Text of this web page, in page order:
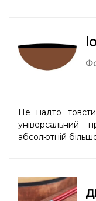
Не надто
універсальний
абсолютній